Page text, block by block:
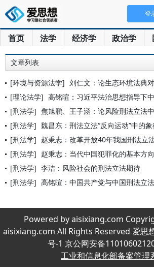
首页 法学 经济学 政治学
登
文章列表
[环境与资源法学] 刘仁文：论生态环境法典
[理论法学] 高铭暄：习近平法治思想指导下中国特色
[刑法学] 焦旭鹏、王子涵：论风险刑法立法
[刑法学] 魏昌东：刑法立法“反向运动”中的象征
[刑法学] 赵秉志：改革开放40年我国刑法立
[刑法学] 赵秉志：当代中国犯罪化的基本方向与步骤
[刑法学] 李洁：风险社会的刑法立法期待
[刑法学] 高铭暄：中国共产党与中国刑法立
Powered by aisixiang.com
aisixiang.com All Rights Reserved 爱思
号-1 京公网安备
工业和信息化部备案管理